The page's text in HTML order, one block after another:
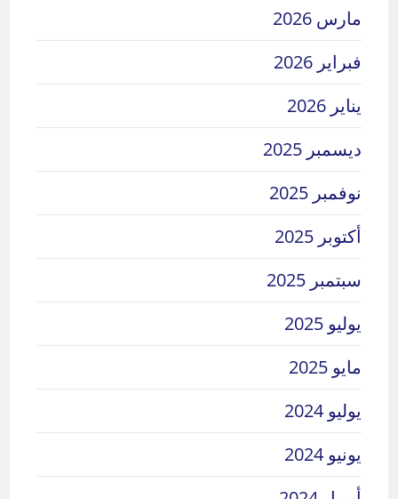
مارس 2026
فبراير 2026
يناير 2026
ديسمبر 2025
نوفمبر 2025
أكتوبر 2025
سبتمبر 2025
يوليو 2025
مايو 2025
يوليو 2024
يونيو 2024